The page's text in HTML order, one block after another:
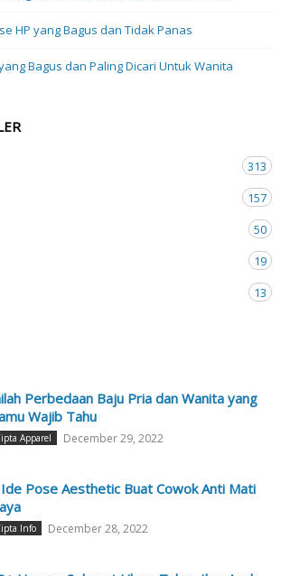
HP yang Bagus dan Tidak Panas
Bagus dan Paling Dicari Untuk Wanita
313
157
50
19
13
Perbedaan Baju Pria dan Wanita yang
Wajib Tahu
Apparel December 29, 2022
Pose Aesthetic Buat Cowok Anti Mati
Info December 28, 2022